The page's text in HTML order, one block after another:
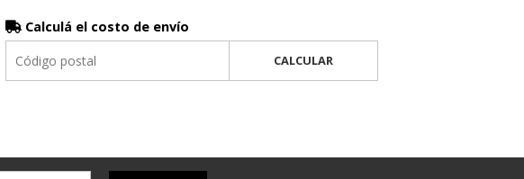
Calculá el costo de envío
CALCULAR